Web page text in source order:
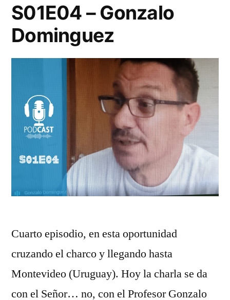
S01E04 – Gonzalo
Dominguez
Cuarto episodio, en esta oportunidad
cruzando el charco y llegando hasta
Montevideo (Uruguay). Hoy la charla se da
con el Señor… no, con el Profesor Gonzalo